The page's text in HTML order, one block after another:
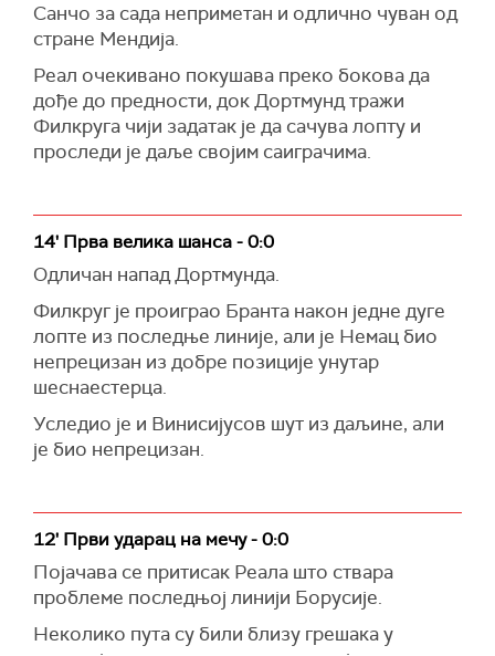
Санчо за сада неприметан и одлично чуван од
стране Мендија.
Реал очекивано покушава преко бокова да
дође до предности, док Дортмунд тражи
Филкруга чији задатак је да сачува лопту и
проследи је даље својим саиграчима.
14' Прва велика шанса - 0:0
Одличан напад Дортмунда.
Филкруг је проиграо Бранта након једне дуге
лопте из последње линије, али је Немац био
непрецизан из добре позиције унутар
шеснаестерца.
Уследио је и Винисијусов шут из даљине, али
је био непрецизан.
12' Први ударац на мечу - 0:0
Појачава се притисак Реала што ствара
проблеме последњој линији Борусије.
Неколико пута су били близу грешака у